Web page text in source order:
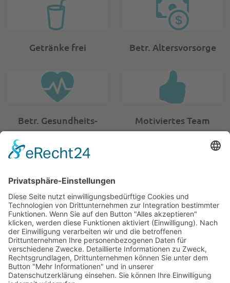
Getränke frei Betr. Altersvorsorge
Betr. Gesundheits­
management
Motiviertes Team
AEB
ALB
Sitemap